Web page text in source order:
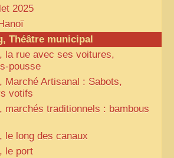
2025
Théâtre municipal
la rue avec ses voitures,
pousse
Marché Artisanal : Sabots,
votifs
marchés traditionnels : bambous
le long des canaux
le port